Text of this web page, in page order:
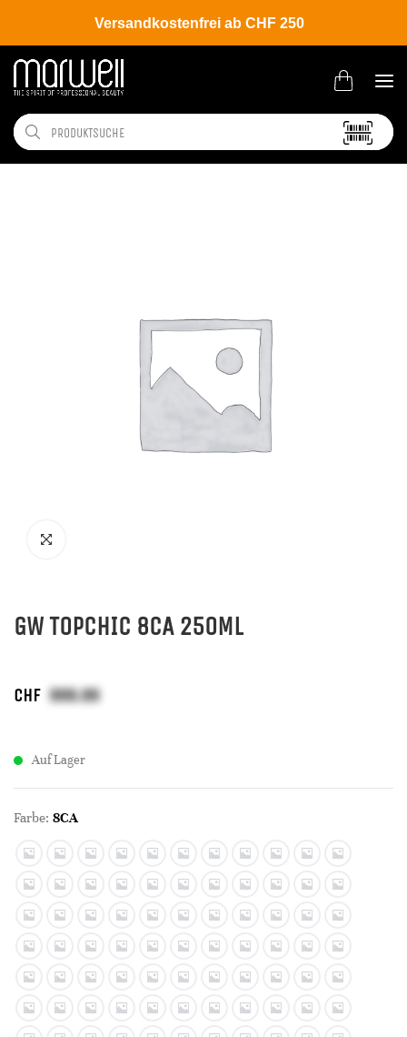
Versandkostenfrei ab CHF 250
Shop Hair Coloration Permanente Haarfarbe
GW TOPCHIC 8CA 250ML
CHF
Auf Lager
Farbe: 8CA